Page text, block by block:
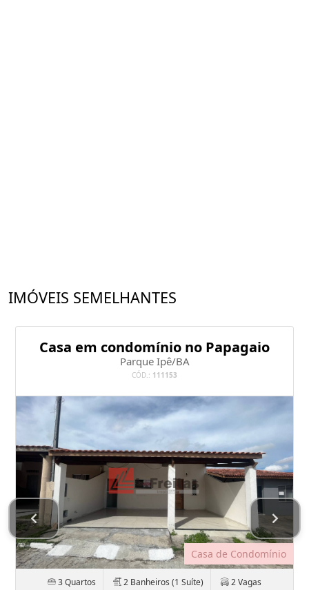
IMÓVEIS SEMELHANTES
Casa em condomínio no Papagaio
Parque Ipê/BA
CÓD.: 111153
Casa de Condomínio
3 Quartos 2 Banheiros (1 Suíte) 2 Vagas